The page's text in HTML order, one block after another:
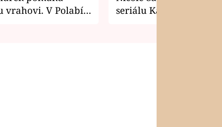
vrahovi. V Polabí
seriálu Kamarádi